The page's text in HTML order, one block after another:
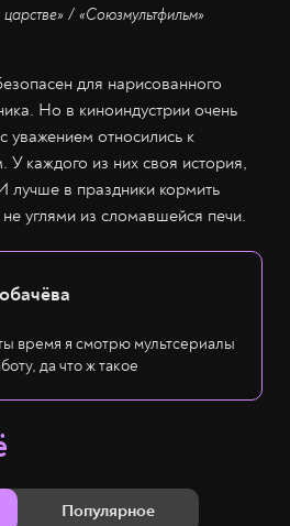
/ «Союзмультфильм»
для нарисованного
Но в киноиндустрии очень
уважением относились к
каждого из них своя история,
лучше в праздники кормить
углями из сломавшейся печи.
время я смотрю мультсериалы
да что ж такое
Популярное